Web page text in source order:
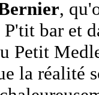
,
bar et
Petit
la réalité